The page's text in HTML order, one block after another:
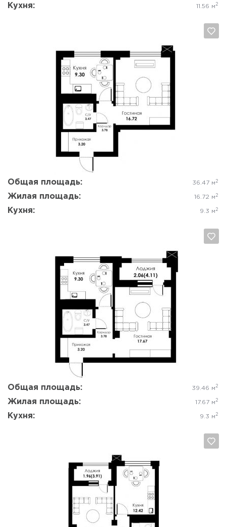
Кухня: 11.56 м 2
Общая площадь: 36.47 м 2
Жилая площадь: 16.72 м 2
Кухня: 9.3 м 2
Да, удалить
Общая площадь: 39.46 м 2
Жилая площадь: 17.67 м 2
Кухня: 9.3 м 2
Да, удалить Отмена